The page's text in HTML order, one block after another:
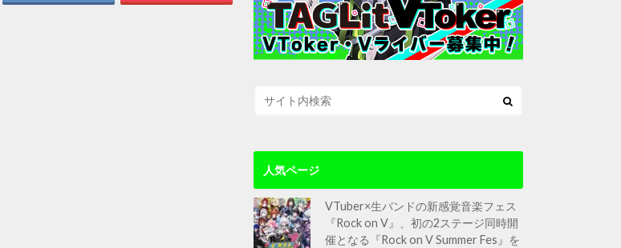
人気ページ
VTuber×生バンドの新感覚音楽フェス
『Rock on V』、初の2ステージ同時開
催となる『Rock on V Summer Fes』を